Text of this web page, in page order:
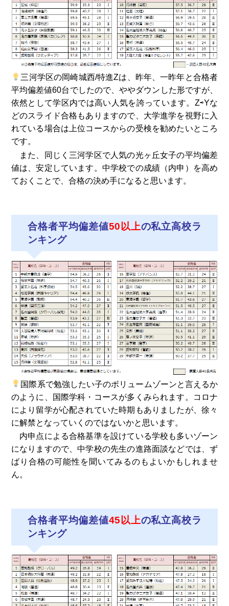
三河学区の岡崎城西/特進Zは、昨年、一昨年と合格者
平均偏差値60台でしたので、ややダウンした形ですが、
依然として学区内では高い人気を誇っています。Z⇨Yな
どのスライド合格もありますので、大学進学を視野に入
れている場合は上位コースからの受検を勧めたいところ
です。
また、同じく三河学区で人気の光ヶ丘女子の平均偏差
値は、安定しています。中学校での成績（内申）を高め
ておくことで、合格の決め手になると思います。
合格者平均偏差値50以上の私立高校ラ
ンキング
国際系で勉強したい子のボリュームゾーンと言えるか
のように、国際学科・コースが多くみられます。コロナ
により留学が心配されていた時期もありましたが、徐々
に解禁となっていくのではないかと思います。
内申点による合格基準を設けている学校も多いゾーン
になりますので、中学校の先生の進路面談などでは、ず
ばり合格の可能性を聞いてみるのもよいかもしれませ
ん。
合格者平均偏差値45以上の私立高校ラ
ンキング